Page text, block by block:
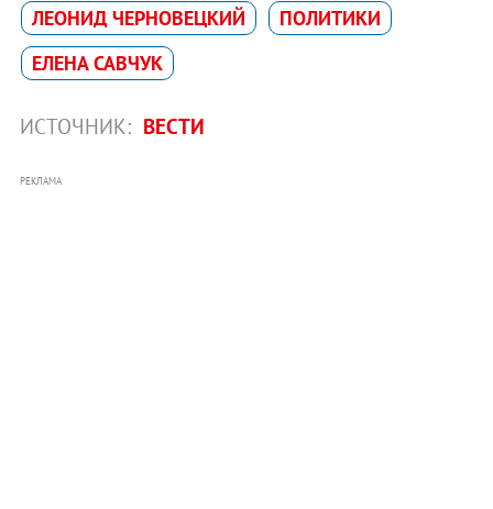
ЛЕОНИД ЧЕРНОВЕЦКИЙ
ПОЛИТИКИ
ЕЛЕНА САВЧУК
ИСТОЧНИК: ВЕСТИ
РЕКЛАМА